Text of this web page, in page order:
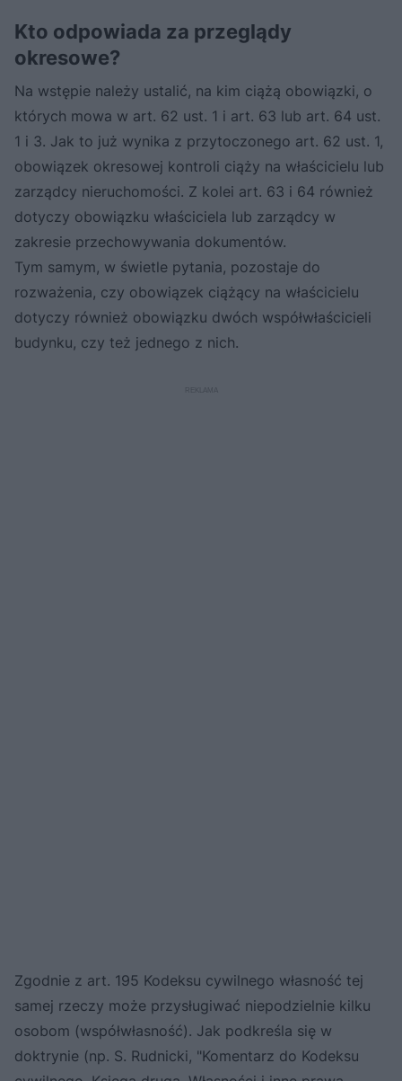
Kto odpowiada za przeglądy
okresowe?
Na wstępie należy ustalić, na kim ciążą obowiązki, o
których mowa w art. 62 ust. 1 i art. 63 lub art. 64 ust.
1 i 3. Jak to już wynika z przytoczonego art. 62 ust. 1,
obowiązek okresowej kontroli ciąży na właścicielu lub
zarządcy nieruchomości. Z kolei art. 63 i 64 również
dotyczy obowiązku właściciela lub zarządcy w
zakresie przechowywania dokumentów.
Tym samym, w świetle pytania, pozostaje do
rozważenia, czy obowiązek ciążący na właścicielu
dotyczy również obowiązku dwóch współwłaścicieli
budynku, czy też jednego z nich.
Zgodnie z art. 195 Kodeksu cywilnego własność tej
samej rzeczy może przysługiwać niepodzielnie kilku
osobom (współwłasność). Jak podkreśla się w
doktrynie (np. S. Rudnicki, "Komentarz do Kodeksu